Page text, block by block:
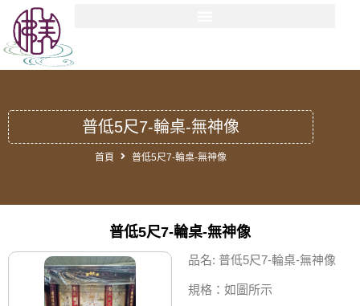
普低5尺7-輪桌-無神像
首頁 普低5尺7-輪桌-無神像
普低5尺7-輪桌-無神像
品名: 普低5尺7-輪桌-無神像
規格：如圖所示